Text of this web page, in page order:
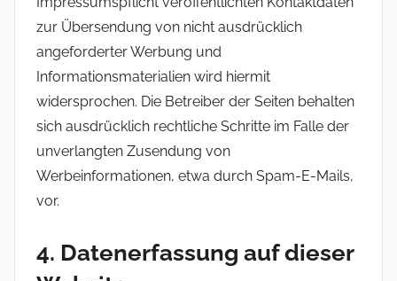
zur Übersendung von nicht ausdrücklich
angeforderter Werbung und
Informationsmaterialien wird hiermit
widersprochen. Die Betreiber der Seiten behalten
sich ausdrücklich rechtliche Schritte im Falle der
unverlangten Zusendung von
Werbeinformationen, etwa durch Spam-E-Mails,
vor.
4. Datenerfassung auf dieser